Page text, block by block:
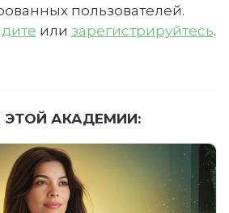
пользователей.
или зарегистрируйтесь.
ЭТОЙ АКАДЕМИИ: